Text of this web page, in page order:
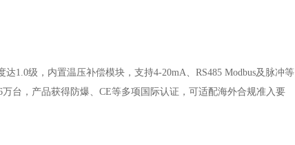
1.0级，内置温压补偿模块，支持4-20mA、RS485 Modbus及脉冲等
台，产品获得防爆、CE等多项国际认证，可适配海外合规准入要